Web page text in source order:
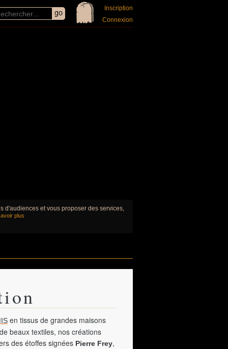
Inscription
Connexion
d'audiences et vous proposer des services,
plus
en tissus de grandes maisons
beaux textiles, nos créations
des étoffes signées Pierre Frey,